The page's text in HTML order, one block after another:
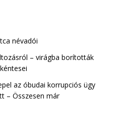
névadói
– virágba borították
az óbudai korrupciós ügy
– Összesen már